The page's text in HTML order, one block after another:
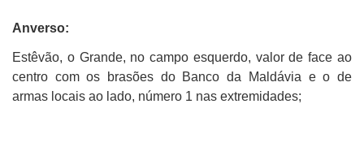
Anverso:
Estêvão, o Grande, no campo esquerdo, valor de face ao
centro com os brasões do Banco da Maldávia e o de
armas locais ao lado, número 1 nas extremidades;